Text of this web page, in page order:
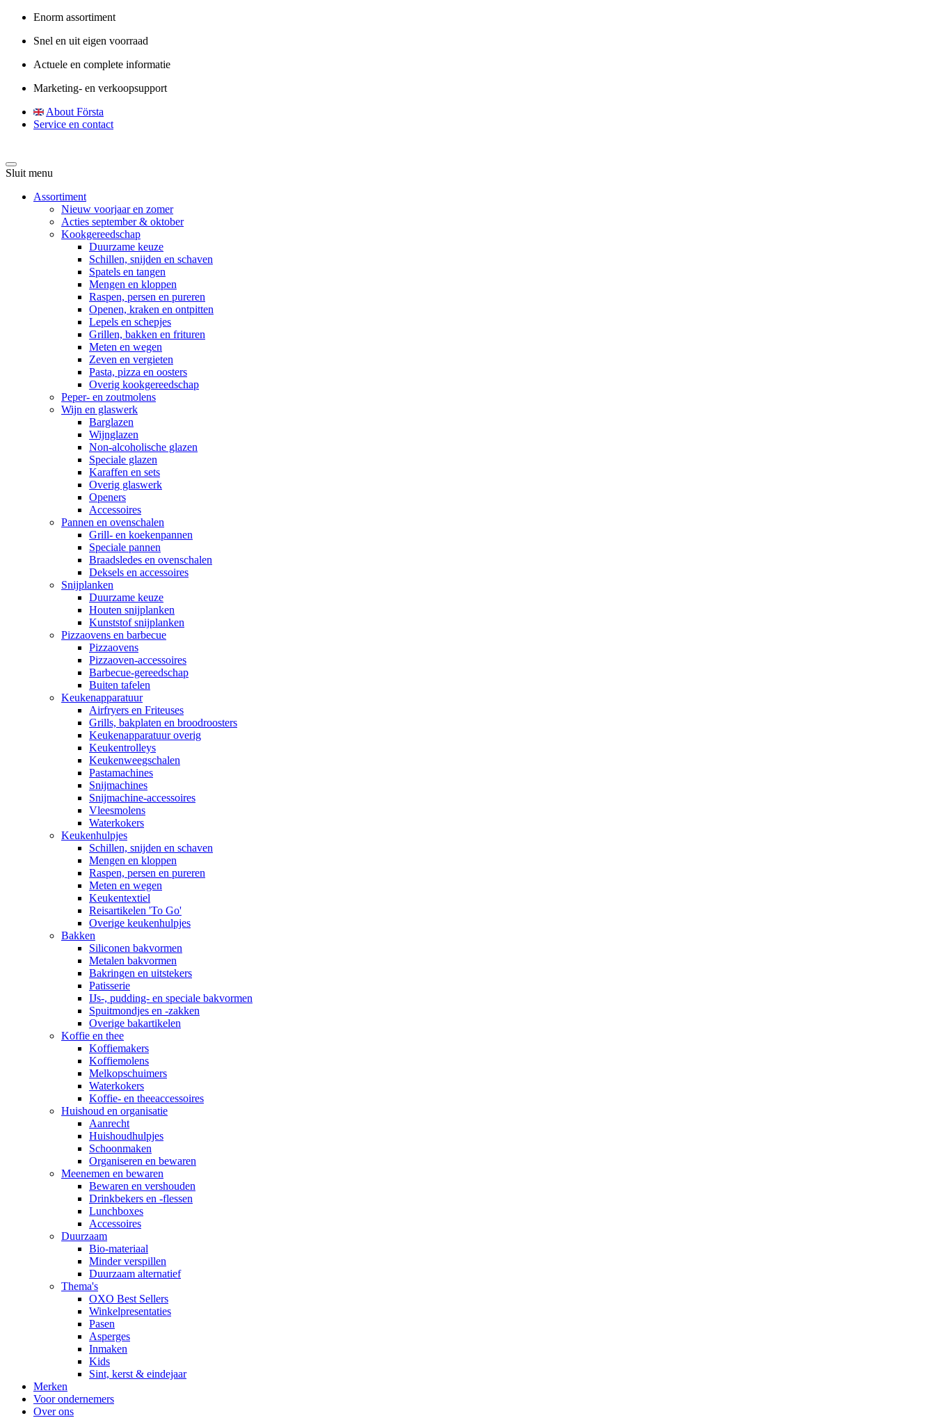
Enorm assortiment
Snel en uit eigen voorraad
Actuele en complete informatie
Marketing- en verkoopsupport
About Första
Service en contact
Sluit menu
Assortiment
Nieuw voorjaar en zomer
Acties september & oktober
Kookgereedschap
Duurzame keuze
Schillen, snijden en schaven
Spatels en tangen
Mengen en kloppen
Raspen, persen en pureren
Openen, kraken en ontpitten
Lepels en schepjes
Grillen, bakken en frituren
Meten en wegen
Zeven en vergieten
Pasta, pizza en oosters
Overig kookgereedschap
Peper- en zoutmolens
Wijn en glaswerk
Barglazen
Wijnglazen
Non-alcoholische glazen
Speciale glazen
Karaffen en sets
Overig glaswerk
Openers
Accessoires
Pannen en ovenschalen
Grill- en koekenpannen
Speciale pannen
Braadsledes en ovenschalen
Deksels en accessoires
Snijplanken
Duurzame keuze
Houten snijplanken
Kunststof snijplanken
Pizzaovens en barbecue
Pizzaovens
Pizzaoven-accessoires
Barbecue-gereedschap
Buiten tafelen
Keukenapparatuur
Airfryers en Friteuses
Grills, bakplaten en broodroosters
Keukenapparatuur overig
Keukentrolleys
Keukenweegschalen
Pastamachines
Snijmachines
Snijmachine-accessoires
Vleesmolens
Waterkokers
Keukenhulpjes
Schillen, snijden en schaven
Mengen en kloppen
Raspen, persen en pureren
Meten en wegen
Keukentextiel
Reisartikelen 'To Go'
Overige keukenhulpjes
Bakken
Siliconen bakvormen
Metalen bakvormen
Bakringen en uitstekers
Patisserie
IJs-, pudding- en speciale bakvormen
Spuitmondjes en -zakken
Overige bakartikelen
Koffie en thee
Koffiemakers
Koffiemolens
Melkopschuimers
Waterkokers
Koffie- en theeaccessoires
Huishoud en organisatie
Aanrecht
Huishoudhulpjes
Schoonmaken
Organiseren en bewaren
Meenemen en bewaren
Bewaren en vershouden
Drinkbekers en -flessen
Lunchboxes
Accessoires
Duurzaam
Bio-materiaal
Minder verspillen
Duurzaam alternatief
Thema's
OXO Best Sellers
Winkelpresentaties
Pasen
Asperges
Inmaken
Kids
Sint, kerst & eindejaar
Merken
Voor ondernemers
Over ons